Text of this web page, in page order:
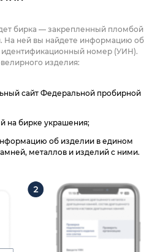
бирка — закрепленный пломбой
На ней вы найдете информацию об
идентификационный номер (УИН).
изделия:
сайт Федеральной пробирной
на бирке украшения;
об изделии в едином
металлов и изделий с ними.